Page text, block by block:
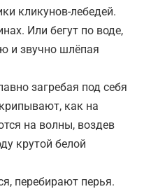
кликунов-лебедей.
Или бегут по воде,
и звучно шлёпая
загребая под себя
как на
на волны, воздев
крутой белой
перебирают перья.